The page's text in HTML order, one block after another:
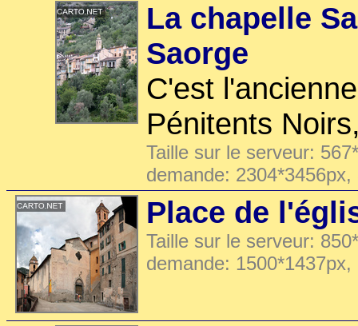
La chapelle
Saorge
C'est
Pénitents
Taille sur le serveur:
demande:
Place de
Taille sur le serveur:
demande: